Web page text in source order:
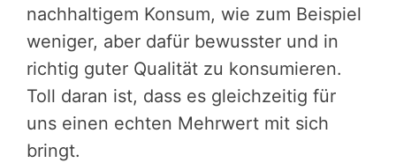
nachhaltigem Konsum, wie zum Beispiel
weniger, aber dafür bewusster und in
richtig guter Qualität zu konsumieren.
Toll daran ist, dass es gleichzeitig für
uns einen echten Mehrwert mit sich
bringt.